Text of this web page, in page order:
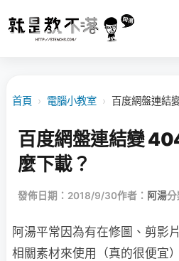
首頁 › 電腦小教室 › 百度網盤連結
百度網盤連結變
麼下載？
發佈日期：2018/9/30作者： 阿湯分
阿湯平常因為有在修圖、剪影
相關素材來使用（真的很便宜